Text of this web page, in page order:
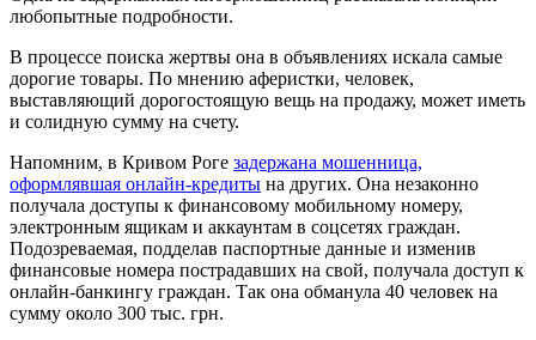
любопытные подробности.
В процессе поиска жертвы она в объявлениях искала самые
дорогие товары. По мнению аферистки, человек,
выставляющий дорогостоящую вещь на продажу, может иметь
и солидную сумму на счету.
Напомним, в Кривом Роге задержана мошенница,
оформлявшая онлайн-кредиты на других. Она незаконно
получала доступы к финансовому мобильному номеру,
электронным ящикам и аккаунтам в соцсетях граждан.
Подозреваемая, подделав паспортные данные и изменив
финансовые номера пострадавших на свой, получала доступ к
онлайн-банкингу граждан. Так она обманула 40 человек на
сумму около 300 тыс. грн.